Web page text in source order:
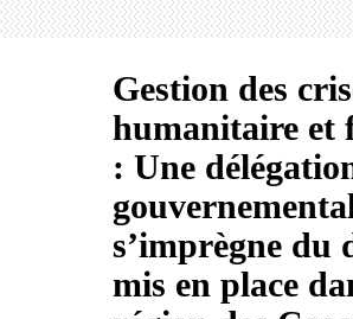
Gestion des
humanitaire et
: Une
s’imprègne du
mis en place